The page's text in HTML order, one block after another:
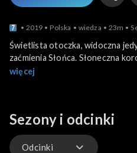
2019 Polska wiedza 23m
Świetlista otoczka, widoczna
zaćmienia Słońca. Słoneczna
tajemniczy twór. W tym
więcej
Sezony i odcinki
Odcinki